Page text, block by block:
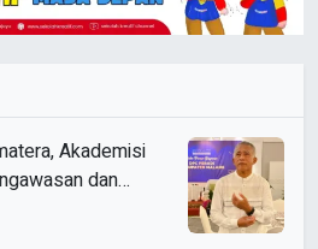
Akademisi
dan